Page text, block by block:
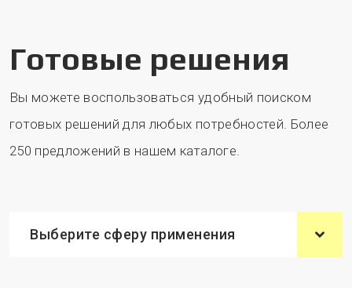
Готовые решения
Вы можете воспользоваться удобный поиском
готовых решений для любых потребностей. Более
250 предложений в нашем каталоге.
Выберите сферу применения